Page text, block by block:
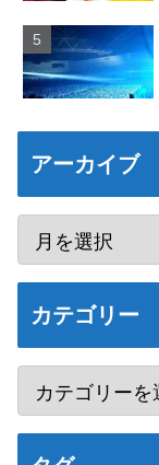
アーカイブ
カテゴリー